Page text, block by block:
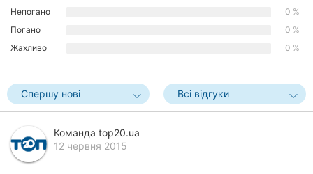
Дніпро
Ріг
Миколаїв
Херсон
Непогано
0 %
Погано
0 %
Жахливо
0 %
Спершу нові Всі відгуки
Команда top20.ua
12 червня 2015